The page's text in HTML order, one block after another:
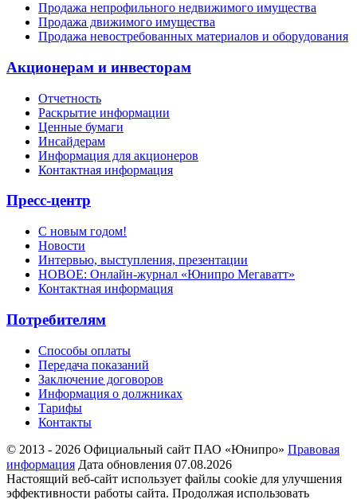
Продажа непрофильного недвижимого имущества
Продажа движимого имущества
Продажа невостребованных материалов и оборудования
Акционерам и инвесторам
Отчетность
Раскрытие информации
Ценные бумаги
Инсайдерам
Информация для акционеров
Контактная информация
Пресс-центр
С новым годом!
Новости
Интервью, выступления, презентации
НОВОЕ: Онлайн-журнал «Юнипро Мегаватт»
Контактная информация
Потребителям
Способы оплаты
Передача показаний
Заключение договоров
Информация о должниках
Тарифы
Контакты
© 2013 - 2026 Официальный сайт ПАО «Юнипро» Правовая
информация Дата обновления 07.08.2026
Настоящий веб-сайт использует файлы cookie для улучшения
эффективности работы сайта. Продолжая использовать